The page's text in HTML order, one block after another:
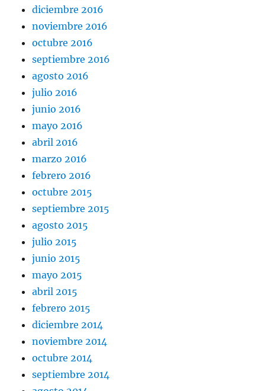
diciembre 2016
noviembre 2016
octubre 2016
septiembre 2016
agosto 2016
julio 2016
junio 2016
mayo 2016
abril 2016
marzo 2016
febrero 2016
octubre 2015
septiembre 2015
agosto 2015
julio 2015
junio 2015
mayo 2015
abril 2015
febrero 2015
diciembre 2014
noviembre 2014
octubre 2014
septiembre 2014